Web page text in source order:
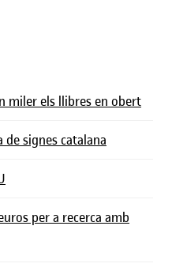
miler els llibres en obert
signes catalana
per a recerca amb